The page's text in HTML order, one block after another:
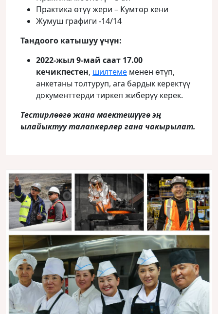
Практика өтүү жери – Кумтөр кени
Жумуш графиги -14/14
Тандоого катышуу үчүн:
2022-жыл 9-май саат 17.00
кечикпестен, шилтеме менен өтүп,
анкетаны толтуруп, ага бардык керектүү
документтерди тиркеп жиберүү керек.
Тестирлөөгө жана маектешүүгө эӊ
ылайыктуу талапкерлер гана чакырылат.